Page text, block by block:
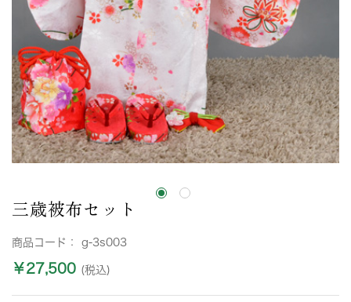
三歳被布セット
商品コード： g-3s003
￥27,500 (税込)